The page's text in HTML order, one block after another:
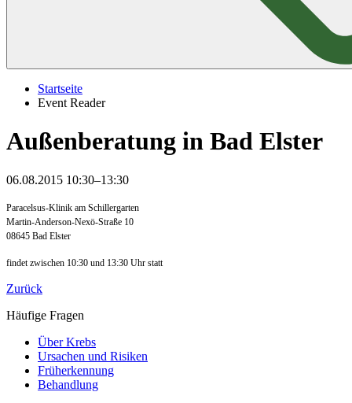
Startseite
Event Reader
Außenberatung in Bad Elster
06.08.2015 10:30–13:30
Paracelsus-Klinik am Schillergarten
Martin-Anderson-Nexö-Straße 10
08645 Bad Elster
findet zwischen 10:30 und 13:30 Uhr statt
Zurück
Häufige Fragen
Über Krebs
Ursachen und Risiken
Früherkennung
Behandlung